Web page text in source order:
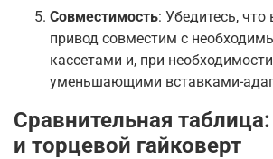
Совместимость: Убедитесь,
привод совместим с
кассетами и, при
уменьшающими вставками-
Сравнительная
и торцевой гайковерт